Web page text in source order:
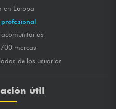
en Europa
profesional
marcas
de los usuarios
útil